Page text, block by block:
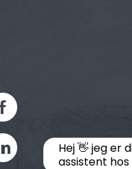
Hej 👋 jeg er
assistent